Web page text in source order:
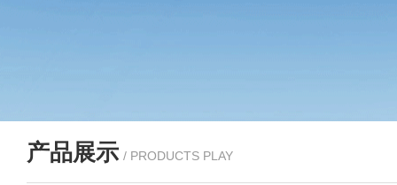
产品展示 / PRODUCTS PLAY